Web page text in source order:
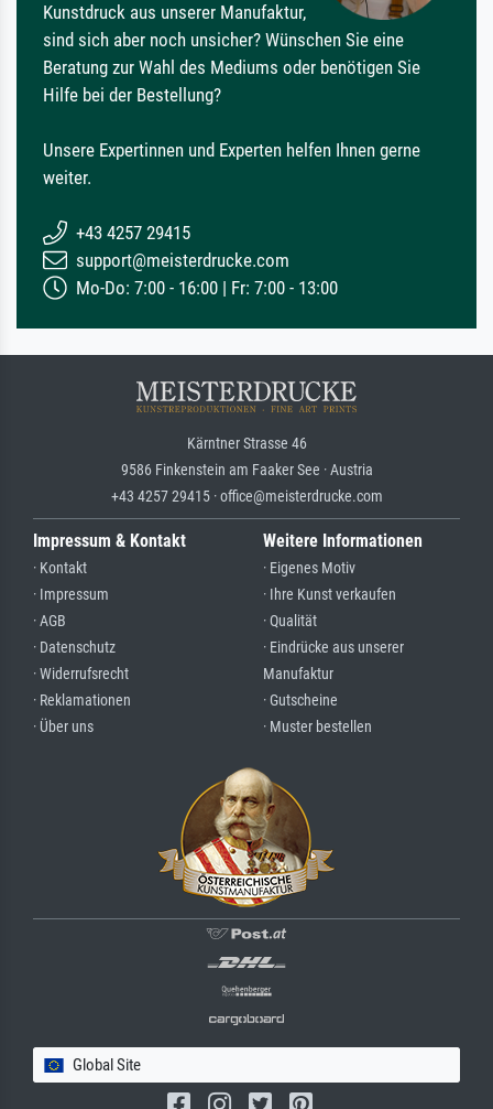
Kunstdruck aus unserer Manufaktur,
sind sich aber noch unsicher? Wünschen Sie eine
Beratung zur Wahl des Mediums oder benötigen Sie
Hilfe bei der Bestellung?
Unsere Expertinnen und Experten helfen Ihnen gerne
weiter.
+43 4257 29415
support@meisterdrucke.com
Mo-Do: 7:00 - 16:00 | Fr: 7:00 - 13:00
Kärntner Strasse 46
9586 Finkenstein am Faaker See · Austria
+43 4257 29415 · office@meisterdrucke.com
Impressum & Kontakt
· Kontakt
· Impressum
· AGB
· Datenschutz
· Widerrufsrecht
· Reklamationen
· Über uns
Weitere Informationen
· Eigenes Motiv
· Ihre Kunst verkaufen
· Qualität
· Eindrücke aus unserer
Manufaktur
· Gutscheine
· Muster bestellen
Global Site